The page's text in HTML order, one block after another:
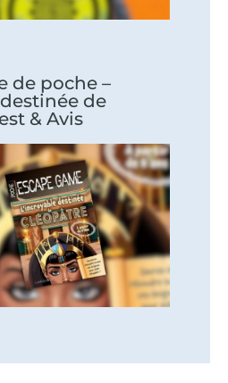
de poche –
de
& Avis